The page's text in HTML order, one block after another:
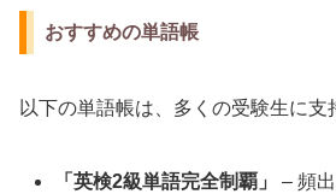
おすすめの単語帳
以下の単語帳は、多くの受験生に支
「英検2級単語完全制覇」
– 頻